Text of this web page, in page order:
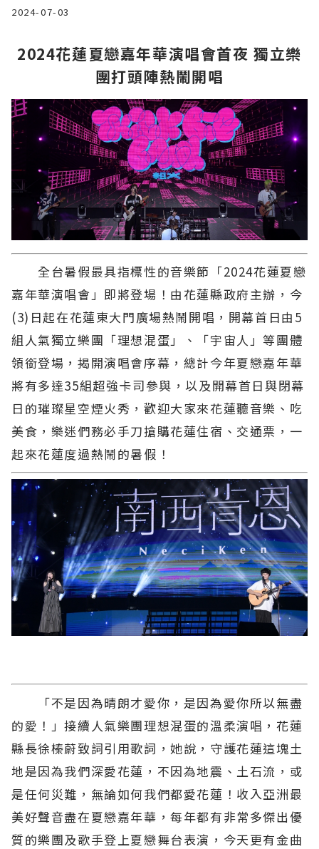
2024-07-03
2024花蓮夏戀嘉年華演唱會首夜 獨立樂
團打頭陣熱鬧開唱
全台暑假最具指標性的音樂節「2024花蓮夏戀
嘉年華演唱會」即將登場！由花蓮縣政府主辦，今
(3)日起在花蓮東大門廣場熱鬧開唱，開幕首日由5
組人氣獨立樂團「理想混蛋」、「宇宙人」等團體
領銜登場，揭開演唱會序幕，總計今年夏戀嘉年華
將有多達35組超強卡司參與，以及開幕首日與閉幕
日的璀璨星空煙火秀，歡迎大家來花蓮聽音樂、吃
美食，樂迷們務必手刀搶購花蓮住宿、交通票，一
起來花蓮度過熱鬧的暑假！
「不是因為晴朗才愛你，是因為愛你所以無盡
的愛！」接續人氣樂團理想混蛋的溫柔演唱，花蓮
縣長徐榛蔚致詞引用歌詞，她說，守護花蓮這塊土
地是因為我們深愛花蓮，不因為地震、土石流，或
是任何災難，無論如何我們都愛花蓮！收入亞洲最
美好聲音盡在夏戀嘉年華，每年都有非常多傑出優
質的樂團及歌手登上夏戀舞台表演，今天更有金曲